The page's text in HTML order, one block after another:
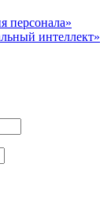
персонала»
интеллект»